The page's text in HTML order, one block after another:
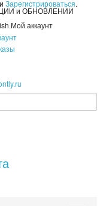
Зарегистрироваться.
и ОБНОВЛЕНИИ
Мой аккаунт